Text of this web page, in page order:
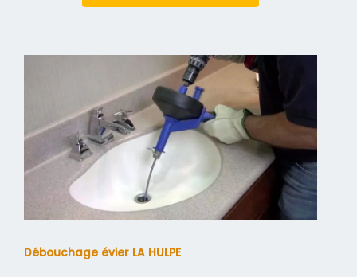
Débouchage évier LA HULPE